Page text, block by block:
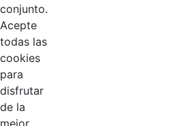
conjunto.
Acepte
todas las
cookies
para
disfrutar
de la
mejor